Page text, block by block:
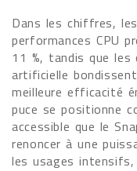
Dans les chiffres,
performances CPU
11 %, tandis que les
artificielle
meilleure efficacité
puce se positionne
accessible que le
renoncer à une
les usages